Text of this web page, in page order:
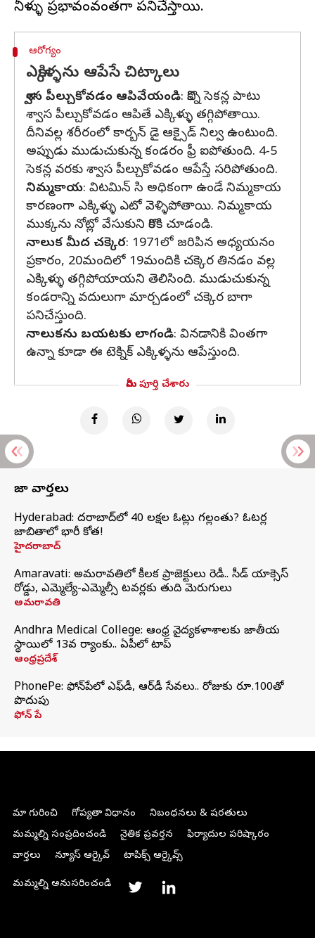
ఆరోగ్యం
ఎక్కిళ్ళను ఆపేసే చిట్కాలు
శ్వాస పీల్చుకోవడం ఆపివేయండి: కొన్ని సెకన్ల పాటు
శ్వాస పీల్చుకోవడం ఆపితే ఎక్కిళ్ళు తగ్గిపోతాయి.
దీనివల్ల శరీరంలో కార్బన్ డై ఆక్సైడ్ నిల్వ ఉంటుంది.
అప్పుడు ముడుచుకున్న కండరం ఫ్రీ ఐపోతుంది. 4-5
సెకన్ల వరకు శ్వాస పీల్చుకోవడం ఆపేస్తే సరిపోతుంది.
నిమ్మకాయ: విటమిన్ సి అధికంగా ఉండే నిమ్మకాయ
కారణంగా ఎక్కిళ్ళు ఎటో వెళ్ళిపోతాయి. నిమ్మకాయ
ముక్కను నోట్లో వేసుకుని కొరికి చూడండి.
నాలుక మీద చక్కెర: 1971లో జరిపిన అధ్యయనం
ప్రకారం, 20మందిలో 19మందికి చక్కెర తినడం వల్ల
ఎక్కిళ్ళు తగ్గిపోయాయని తెలిసింది. ముడుచుకున్న
కండరాన్ని వదులుగా మార్చడంలో చక్కెర బాగా
పనిచేస్తుంది.
నాలుకను బయటకు లాగండి: వినడానికి వింతగా
ఉన్నా కూడా ఈ టెక్నిక్ ఎక్కిళ్ళను ఆపేస్తుంది.
మీరు పూర్తి చేశారు
తాజా వార్తలు
Hyderabad: హైదరాబాద్‌లో 40 లక్షల ఓట్లు గల్లంతు? ఓటర్ల
జాబితాలో భారీ కోత!
హైదరాబాద్
Amaravati: అమరావతిలో కీలక ప్రాజెక్టులు రెడీ.. సీడ్‌ యాక్సెస్‌
రోడ్డు, ఎమ్మెల్యే-ఎమ్మెల్సీ టవర్లకు తుది మెరుగులు
అమరావతి
Andhra Medical College: ఆంధ్ర వైద్యకళాశాలకు జాతీయ
స్థాయిలో 13వ ర్యాంకు.. ఏపీలో టాప్
ఆంధ్రప్రదేశ్
PhonePe: ఫోన్‌పేలో ఎఫ్‌డీ, ఆర్‌డీ సేవలు.. రోజుకు రూ.100తో
పొదుపు
ఫోన్‌ పే
మా గురించి గోప్యతా విధానం
నిబంధనలు & షరతులు
మమ్మల్ని సంప్రదించండి
నైతిక ప్రవర్తన
ఫిర్యాదుల పరిష్కారం
వార్తలు
న్యూస్ ఆర్కైవ్ టాపిక్స్ ఆర్కైవ్స్
మమ్మల్ని అనుసరించండి